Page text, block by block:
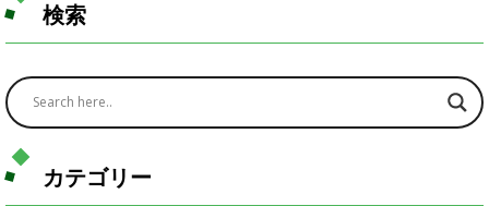
検索
カテゴリー